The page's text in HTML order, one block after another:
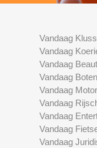
Vandaag
Vandaag
Vandaag
Vandaag Boten
Vandaag
Vandaag
Vandaag
Vandaag
Vandaag